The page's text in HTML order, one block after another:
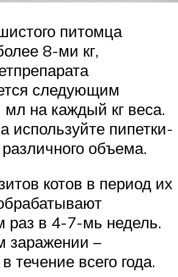
питомца
8-ми кг,
следующим
на каждый кг веса.
используйте пипетки-
объема.
котов в период их
раз в 4-7-мь недель.
заражении –
течение всего года.